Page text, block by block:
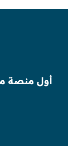
أول منصة